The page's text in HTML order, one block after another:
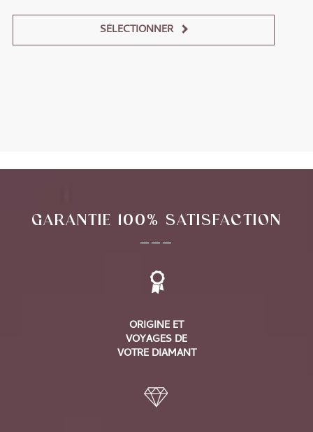
SÉLECTIONNER
GARANTIE 100% SATISFACTION
ORIGINE ET
VOYAGES DE
VOTRE DIAMANT